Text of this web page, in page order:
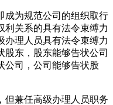
为规范公司的组织取行
利关系的具有法令束缚力
办理人员具有法令束缚力
股东，股东能够告状公司
公司，公司能够告状股
兼任高级办理人员职务